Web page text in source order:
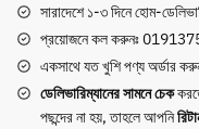
সারাদেশে ১-৩ দিনে হোম-
প্রয়োজনে কল করুনঃ
একসাথে যত খুশি পণ্য অর্ডার
ডেলিভারিম্যানের সামনেচেক
পছন্দের না হয়, তাহলে আপনি